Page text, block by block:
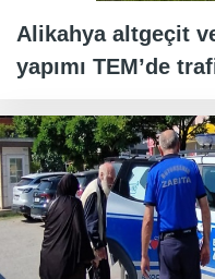
Alikahya altgeçit
yapımı TEM’de